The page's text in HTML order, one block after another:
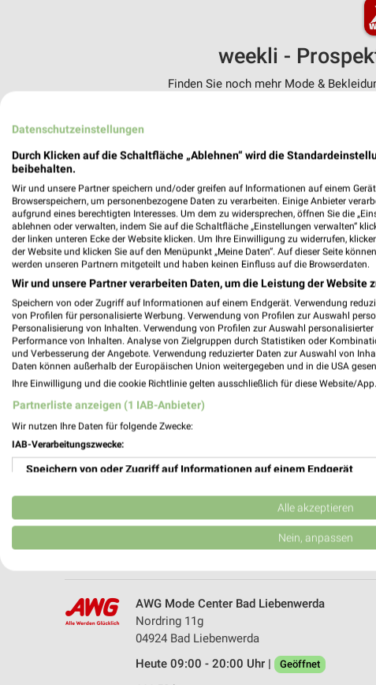
weekli -
Finden Sie noch mehr Mode &
✔Push-
Einkaufsliste -
Nutze weekli auch mobil –
NKD Bad Liebenwerda
Heute 09:00 - 12:00 Uhr | Geschlossen
AWG Mode Center Bad Liebenwerda
Nordring 11g
04924 Bad Liebenwerda
Heute 09:00 - 20:00 Uhr |
Geöffnet
Datenschutzeinstellungen
Durch Klicken auf die Schaltfläche „Ablehnen“ wird die
beibehalten.
Wir und unsere Partner speichern und/oder greifen auf Informationen auf einem
Browserspeichern, um personenbezogene Daten zu verarbeiten. Einige Anbieter
aufgrund eines berechtigten Interesses. Um dem zu widersprechen, öffnen Sie die
ablehnen oder verwalten, indem Sie auf die Schaltfläche „Einstellungen verwalten“
der linken unteren Ecke der Website klicken. Um Ihre Einwilligung zu widerrufen,
der Website und klicken Sie auf den Menüpunkt „Meine Daten“. Auf dieser Seite
werden unseren Partnern mitgeteilt und haben keinen Einfluss auf die Browserdaten.
Wir und unsere Partner verarbeiten Daten, um die Leistung der Website
Speichern von oder Zugriff auf Informationen auf einem Endgerät. Verwendung
von Profilen für personalisierte Werbung. Verwendung von Profilen zur Auswahl
Personalisierung von Inhalten. Verwendung von Profilen zur Auswahl
Performance von Inhalten. Analyse von Zielgruppen durch Statistiken oder
und Verbesserung der Angebote. Verwendung reduzierter Daten zur Auswahl von
Daten können außerhalb der Europäischen Union weitergegeben und in die USA
Ihre Einwilligung und die cookie Richtlinie gelten ausschließlich für diese Website/App.
Partnerliste anzeigen (1 IAB-Anbieter)
Wir nutzen Ihre Daten für folgende Zwecke:
IAB-Verarbeitungszwecke:
Speichern von oder Zugriff auf Informationen auf einem Endgerät
Verwendung reduzierter Daten zur Auswahl von Werbeanzeigen
Erstellung von Profilen für personalisierte Werbung
Erstellung von Profilen zur Personalisierung von Inhalten
Verwendung von Profilen zur Auswahl personalisierter Inhalte
Messung der Werbeleistung
Alle akzeptieren
Nein, anpassen